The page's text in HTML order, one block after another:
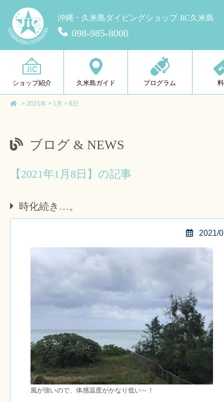
沖縄・久米島ダイビングショップ JiC久米島
098-985-8000
ショップ紹介 久米島ガイド プログラム
> 2021年 > 1月 > 8日
ブログ & NEWS
【2021年1月8日】の記事
時化続き…。
2021/
風が強いので、体感温度がかなり低い～！